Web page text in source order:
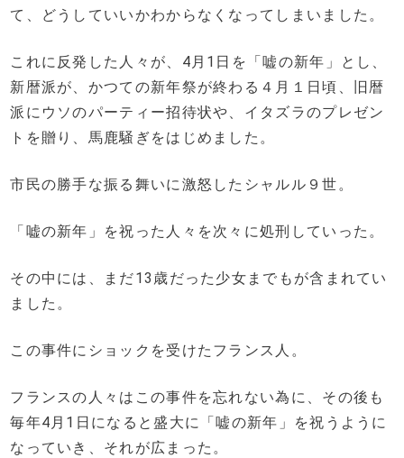
て、どうしていいかわからなくなってしまいました。
これに反発した人々が、4月1日を「嘘の新年」とし、
新暦派が、かつての新年祭が終わる４月１日頃、旧暦
派にウソのパーティー招待状や、イタズラのプレゼン
トを贈り、馬鹿騒ぎをはじめました。
市民の勝手な振る舞いに激怒したシャルル９世。
「嘘の新年」を祝った人々を次々に処刑していった。
その中には、まだ13歳だった少女までもが含まれてい
ました。
この事件にショックを受けたフランス人。
フランスの人々はこの事件を忘れない為に、その後も
毎年4月1日になると盛大に「嘘の新年」を祝うように
なっていき、それが広まった。